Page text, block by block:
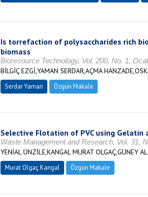
Is torrefaction of polysaccharides rich
biomass
Bioresource Technology, Vol. 200, No. 1,
BİLGİÇ EZGİ,YAMAN SERDAR,AÇMA
Serdar Yaman Özgün Makale
Selective Flotation of PVC using Gelatin
Waste Management and Research, Vol. 31,
YENİAL ÜNZİLE,KANGAL MURAT OLGAÇ,GÜNEY
Murat Olgaç Kangal Özgün Makale